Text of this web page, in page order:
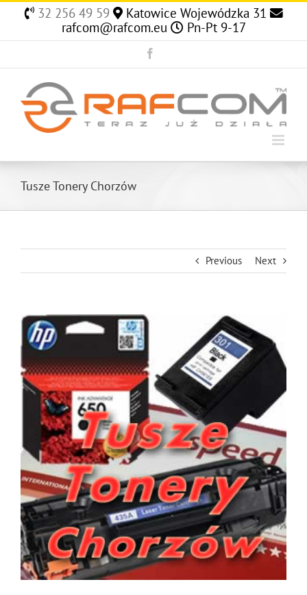
Skip
32 256 49 59
Katowice Wojewódzka 31
rafcom@rafcom.eu
Pn-Pt 9-17
Tusze Tonery Chorzów
Previous Next